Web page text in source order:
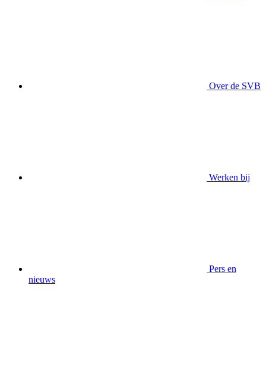
Over de SVB
Werken bij
Pers en
nieuws